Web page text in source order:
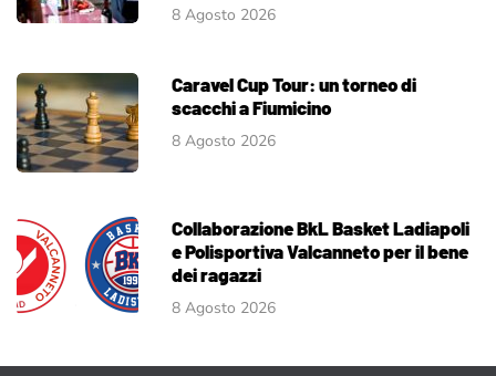
8 Agosto 2026
Caravel Cup Tour: un torneo di
scacchi a Fiumicino
8 Agosto 2026
Collaborazione BkL Basket Ladiapoli
e Polisportiva Valcanneto per il bene
dei ragazzi
8 Agosto 2026